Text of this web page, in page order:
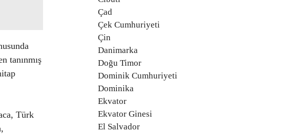
tanınmış
Türk
Çad
Çek Cumhuriyeti
Çin
Danimarka
Doğu Timor
Dominik Cumhuriyeti
Dominika
Ekvator
Ekvator Ginesi
El Salvador